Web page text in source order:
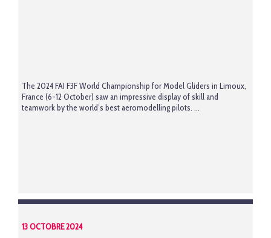
The 2024 FAI F3F World Championship for Model Gliders in Limoux,
France (6-12 October) saw an impressive display of skill and
teamwork by the world’s best aeromodelling pilots. ...
13 OCTOBRE 2024